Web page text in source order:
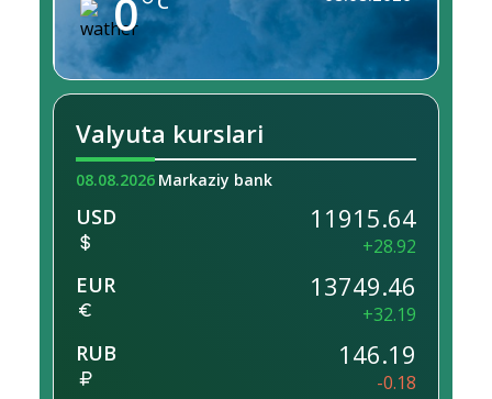
0
Valyuta kurslari
08.08.2026 Markaziy bank
USD 11915.64
+28.92
EUR 13749.46
+32.19
RUB 146.19
-0.18